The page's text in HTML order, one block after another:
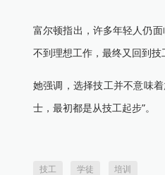
富尔顿指出，许多年轻人仍
不到理想工作，最终又回到技
她强调，选择技工并不意味
士，最初都是从技工起步”。
技工 学徒 培训